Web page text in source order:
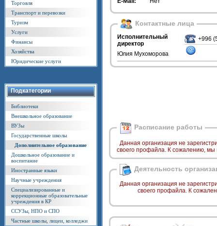
Торговля
Транспорт и перевозки
Туризм
Услуги
Финансы
Хозяйства
Юридические услуги
Подкатегории
Библиотеки
Внешкольное образование
ВУЗы
Государственные школы
Дополнительное образование
Дошкольное образование и
воспитание
Иностранные языки
Научные учреждения
Специализированные и
коррекционные образовательные
учреждения в КР
ССУЗы, НПО и СПО
Частные школы, лицеи, колледжи
Контактные лица
Исполнительный
директор
Юлия Мухоморова
+996
Расписание работы
Данная организация не
своего профайла. К сожалению,
Деятельность
Данная организация не
своего профайла. К